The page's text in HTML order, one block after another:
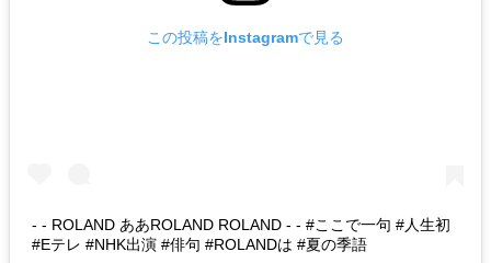
この投稿をInstagramで見る
- - ROLAND ああROLAND ROLAND - - #ここで一句 #人生初
#Eテレ #NHK出演 #俳句 #ROLANDは #夏の季語